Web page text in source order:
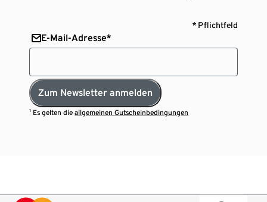
* Pflichtfeld
E-Mail-Adresse*
Zum Newsletter anmelden
¹ Es gelten dieallgemeinen Gutscheinbedingungen